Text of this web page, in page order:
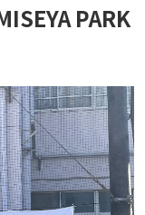
PARK